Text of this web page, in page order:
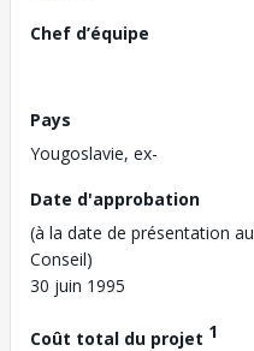
Chef d’équipe
Pays
Yougoslavie, ex-
Date d'approbation
(à la date de présentation au
Conseil)
30 juin 1995
Coût total du projet 1